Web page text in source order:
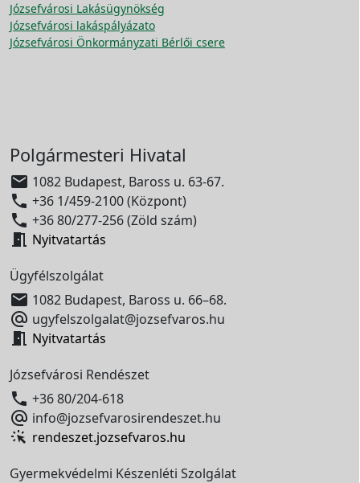
Józsefvárosi Lakásügynökség
Józsefvárosi lakáspályázato
Józsefvárosi Önkormányzati Bérlői csere
Polgármesteri Hivatal
 1082 Budapest, Baross u. 63-67.
 +36 1/459-2100 (Központ)
 +36 80/277-256 (Zöld szám)
 Nyitvatartás
Ügyfélszolgálat
 1082 Budapest, Baross u. 66–68.
 ugyfelszolgalat@jozsefvaros.hu
 Nyitvatartás
Józsefvárosi Rendészet
 +36 80/204-618
 info@jozsefvarosirendeszet.hu
rendeszet.jozsefvaros.hu
Gyermekvédelmi Készenléti Szolgálat